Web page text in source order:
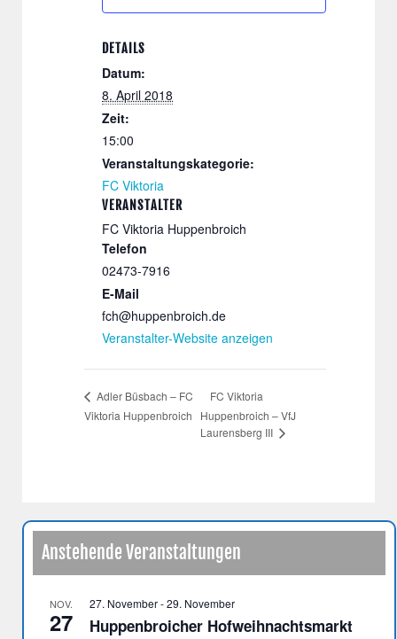
DETAILS
Datum:
8. April 2018
Zeit:
15:00
Veranstaltungskategorie:
FC Viktoria
VERANSTALTER
FC Viktoria Huppenbroich
Telefon
02473-7916
E-Mail
fch@huppenbroich.de
Veranstalter-Website anzeigen
Adler Büsbach – FC
Viktoria Huppenbroich
FC Viktoria
Huppenbroich – VfJ
Laurensberg III
Anstehende Veranstaltungen
NOV.
27
27. November-29. November
Huppenbroicher Hofweihnachtsmarkt